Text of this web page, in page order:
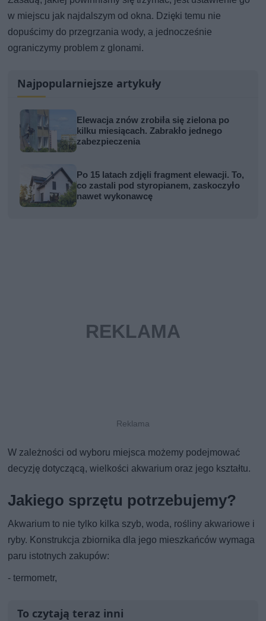
w miejscu jak najdalszym od okna. Dzięki temu nie
dopuścimy do przegrzania wody, a jednocześnie
ograniczymy problem z glonami.
Najpopularniejsze artykuły
Elewacja znów zrobiła się zielona po
kilku miesiącach. Zabrakło jednego
zabezpieczenia
Po 15 latach zdjęli fragment elewacji. To,
co zastali pod styropianem, zaskoczyło
nawet wykonawcę
W zależności od wyboru miejsca możemy podejmować
decyzję dotyczącą, wielkości akwarium oraz jego kształtu.
Jakiego sprzętu potrzebujemy?
Akwarium to nie tylko kilka szyb, woda, rośliny akwariowe i
ryby. Konstrukcja zbiornika dla jego mieszkańców wymaga
paru istotnych zakupów:
- termometr,
To czytają teraz inni